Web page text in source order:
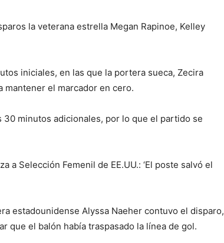
la veterana estrella Megan Rapinoe, Kelley
iniciales, en las que la portera sueca, Zecira
el marcador en cero.
minutos adicionales, por lo que el partido se
a Selección Femenil de EE.UU.: ‘El poste salvó el
estadounidense Alyssa Naeher contuvo el disparo,
que el balón había traspasado la línea de gol.